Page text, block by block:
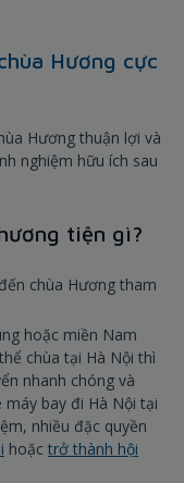
Hương cực
Hương thuận lợi và
nghiệm hữu ích sau
tiện gì?
chùa Hương tham
hoặc miền Nam
chùa tại Hà Nội thì
nhanh chóng và
bay đi Hà Nội tại
nhiều đặc quyền
hoặc trở thành hội